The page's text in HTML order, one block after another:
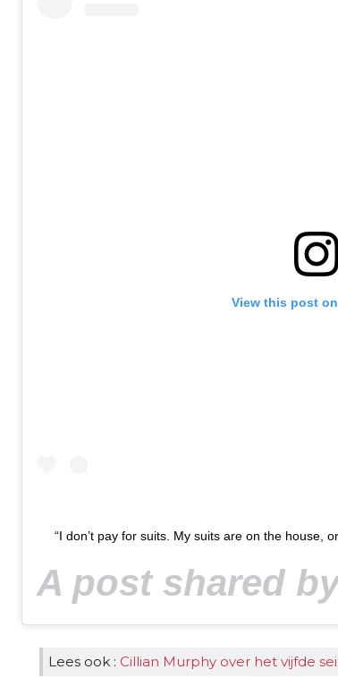
View this post
“I don’t pay for suits. My suits are on the house,
A post shared
Lees ook : Cillian Murphy over het vijfde